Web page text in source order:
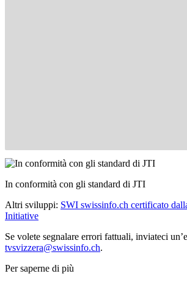
In conformità con gli standard di JTI
Altri sviluppi: SWI swissinfo.ch certificato
Initiative
Se volete segnalare errori fattuali, inviateci
tvsvizzera@swissinfo.ch.
Per saperne di più